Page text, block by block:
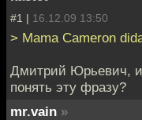
#1 | 16.12.09 13:50
> Mama Cameron
Дмитрий Юрьевич,
понять эту фразу?
mr.vain »